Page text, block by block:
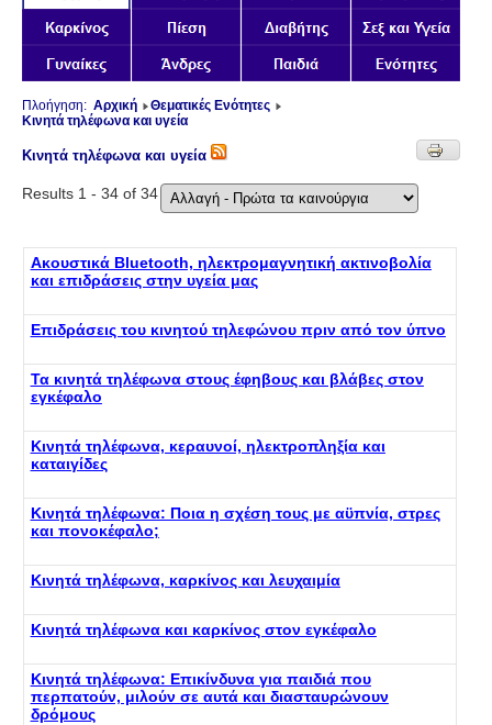
Πλοήγηση: Αρχική
Θεματικές Ενότητες
Κινητά τηλέφωνα και υγεία
Κινητά τηλέφωνα και υγεία
Results 1 - 34 of 34
Ακουστικά Bluetooth, ηλεκτρομαγνητική ακτινοβολία
και επιδράσεις στην υγεία μας
Επιδράσεις του κινητού τηλεφώνου πριν από τον ύπνο
Τα κινητά τηλέφωνα στους έφηβους και βλάβες στον
εγκέφαλο
Κινητά τηλέφωνα, κεραυνοί, ηλεκτροπληξία και
καταιγίδες
Κινητά τηλέφωνα: Ποια η σχέση τους με αϋπνία, στρες
και πονοκέφαλο;
Κινητά τηλέφωνα, καρκίνος και λευχαιμία
Κινητά τηλέφωνα και καρκίνος στον εγκέφαλο
Κινητά τηλέφωνα: Επικίνδυνα για παιδιά που
περπατούν, μιλούν σε αυτά και διασταυρώνουν
δρόμους